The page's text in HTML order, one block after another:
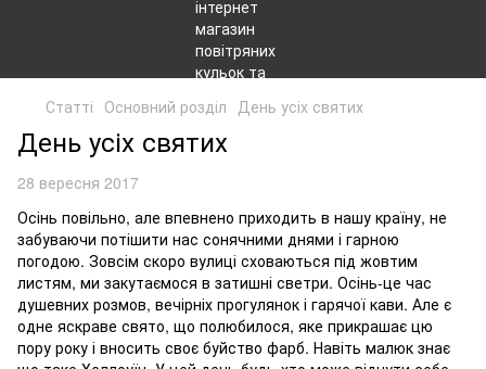
Статті Основний розділ День усіх святих
День усіх святих
28 вересня 2017
Осінь повільно, але впевнено приходить в нашу країну, не
забуваючи потішити нас сонячними днями і гарною
погодою. Зовсім скоро вулиці сховаються під жовтим
листям, ми закутаємося в затишні светри. Осінь-це час
душевних розмов, вечірніх прогулянок і гарячої кави. Але є
одне яскраве свято, що полюбилося, яке прикрашає цю
пору року і вносить своє буйство фарб. Навіть малюк знає